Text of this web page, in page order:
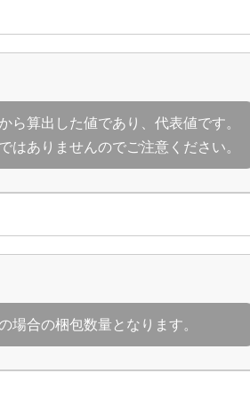
ら算出した値であり、代表値です。
はありませんのでご注意ください。
場合の梱包数量となります。